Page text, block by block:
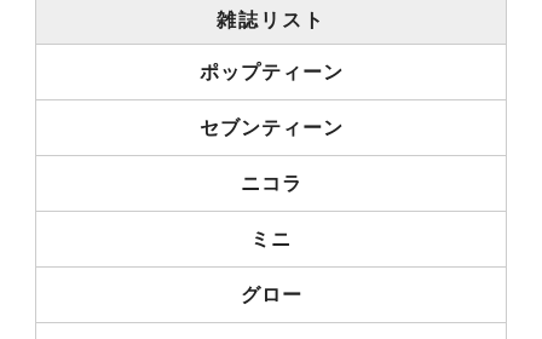
雑誌リスト
ポップティーン
セブンティーン
ニコラ
ミニ
グロー